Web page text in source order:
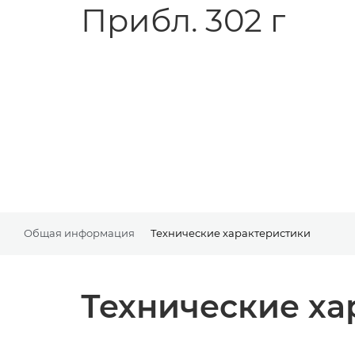
Прибл. 302 г
Общая информация Технические характеристики
Технические